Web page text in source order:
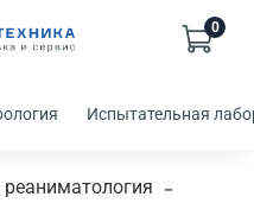
0
Испытательная
реаниматология